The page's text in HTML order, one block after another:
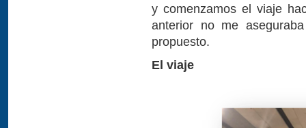
y comenzamos el viaje
anterior no me
propuesto.
El viaje